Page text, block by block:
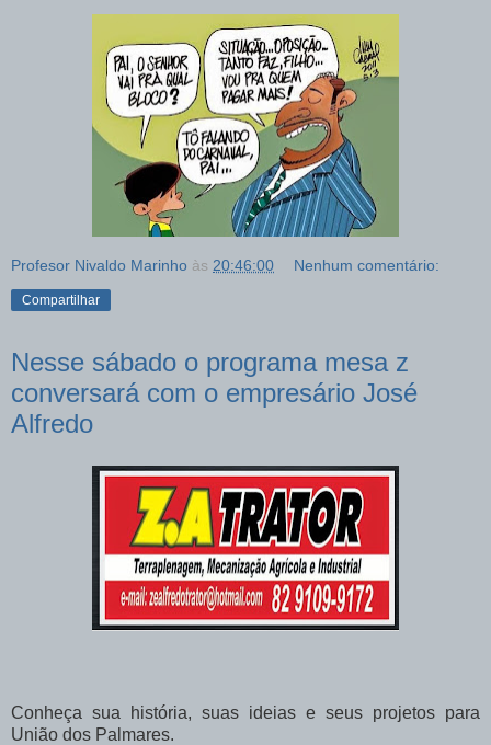
Profesor Nivaldo Marinho às 20:46:00 Nenhum comentário:
Compartilhar
Nesse sábado o programa mesa z
conversará com o empresário José
Alfredo
Conheça sua história, suas ideias e seus projetos para
União dos Palmares.